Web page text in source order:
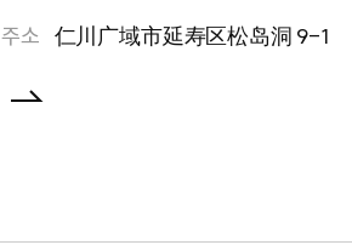
주소 仁川广域市延寿区松岛洞 9-1